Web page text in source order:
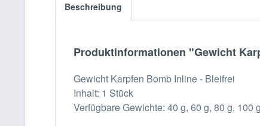
Beschreibung
Produktinformationen "Gewicht
Gewicht Karpfen Bomb Inline - Bleifrei
Inhalt: 1 Stück
Verfügbare Gewichte: 40 g, 60 g, 80 g, 100 g